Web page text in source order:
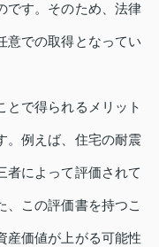
です。そのため、法律
意での取得となってい
とで得られるメリット
。例えば、住宅の耐震
者によって評価されて
、この評価書を持つこ
産価値が上がる可能性